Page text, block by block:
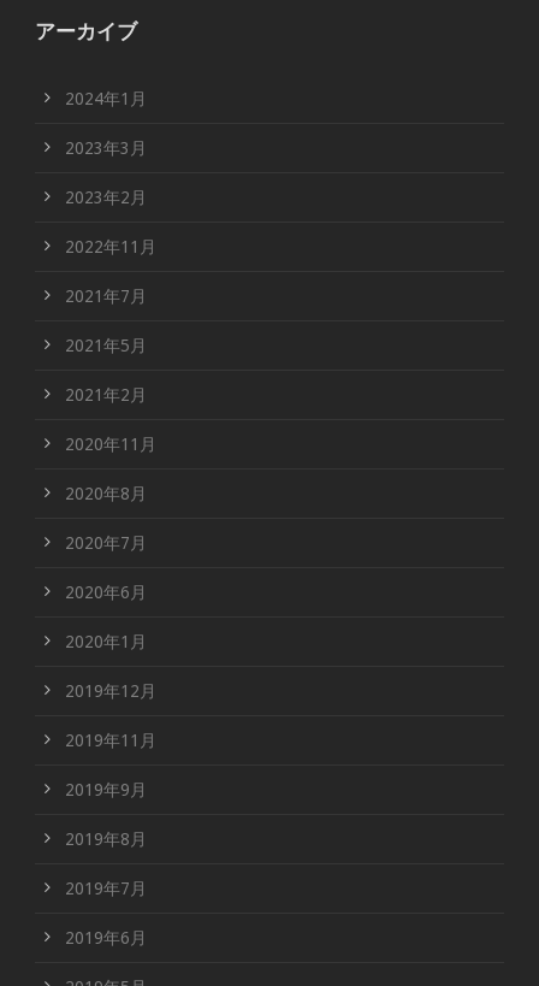
アーカイブ
2024年1月
2023年3月
2023年2月
2022年11月
2021年7月
2021年5月
2021年2月
2020年11月
2020年8月
2020年7月
2020年6月
2020年1月
2019年12月
2019年11月
2019年9月
2019年8月
2019年7月
2019年6月